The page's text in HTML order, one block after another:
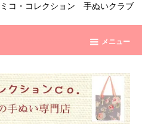
コ・コレクション 手ぬいクラブ
メニュー